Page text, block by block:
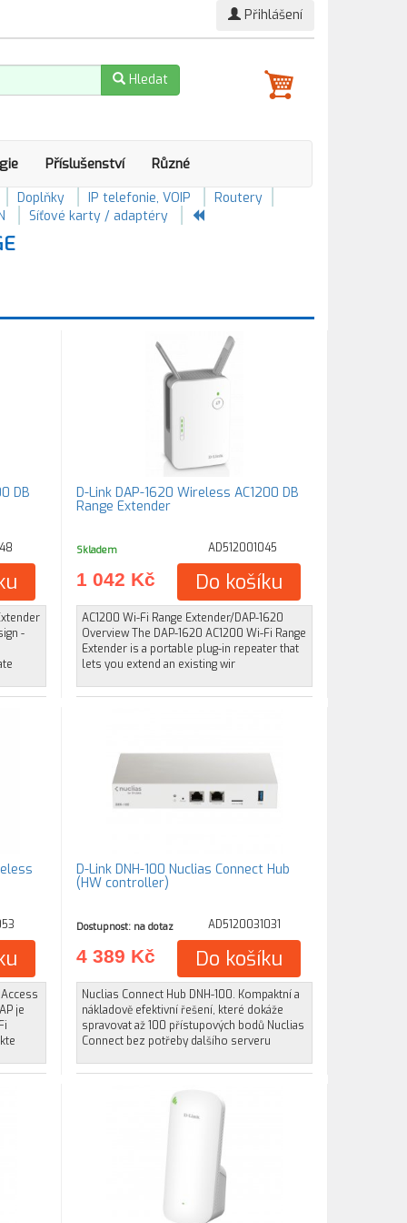
Přihlášení
Hledat
Příslušenství Různé
Doplňky IP telefonie, VOIP
Routery
Síťové karty / adaptéry
DB
-
D-Link DAP-1620 Wireless AC1200 DB
Range Extender
Skladem AD512001045
1 042 Kč Do košíku
AC1200 Wi-Fi Range Extender/DAP-1620
Overview The DAP-1620 AC1200 Wi-Fi Range
Extender is a portable plug-in repeater that
lets you extend an existing wir
je
D-Link DNH-100 Nuclias Connect Hub
(HW controller)
Dostupnost: na dotaz AD5120031031
4 389 Kč Do košíku
Nuclias Connect Hub DNH-100. Kompaktní a
nákladově efektivní řešení, které dokáže
spravovat až 100 přístupových bodů Nuclias
Connect bez potřeby dalšího serveru